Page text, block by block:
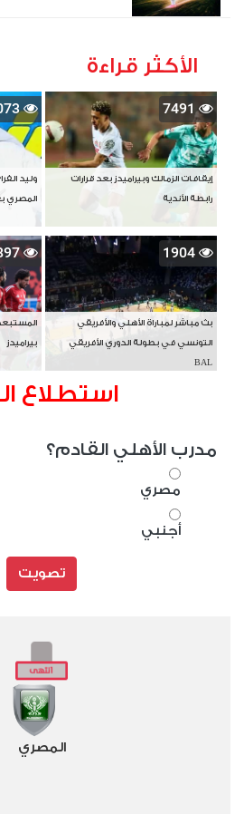
الأكثر قراءة
7491
إيقافات الزمالك وبيراميدز بعد قرارات
رابطة الأندية
وليد
المصري
1904
بث مباشر لمباراة الأهلي والأفريقي
التونسي في بطولة الدوري الأفريقي
BAL
بيراميدز
استطلاع
مدرب الأهلي القادم؟
مصري
أجنبي
تصويت
المصري